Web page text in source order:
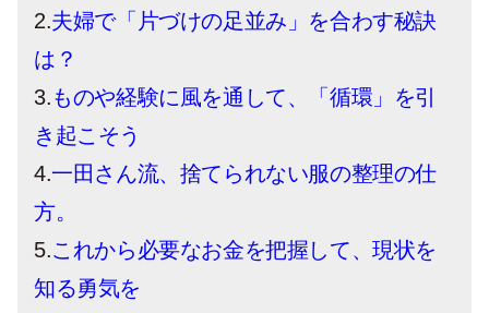
2.夫婦で「片づけの足並み」を合わす秘訣
は？
3.ものや経験に風を通して、「循環」を引
き起こそう
4.一田さん流、捨てられない服の整理の仕
方。
5.これから必要なお金を把握して、現状を
知る勇気を